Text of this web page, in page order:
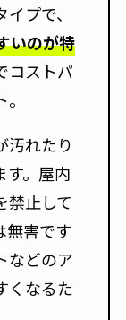
プで、
いのが特
コストパ
汚れたり
す。屋内
禁止して
無害です
などのア
くなるた